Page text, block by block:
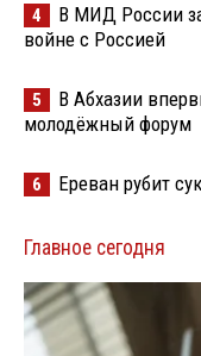
4
В МИД России
войне с Россией
5
В Абхазии
молодёжный форум
6 Ереван рубит
Главное сегодня